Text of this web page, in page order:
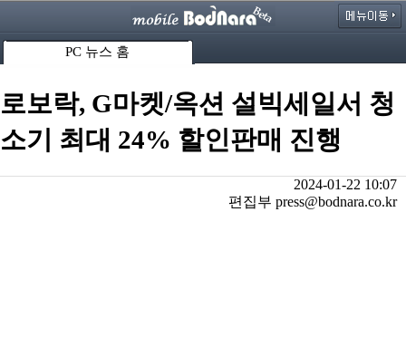
PC 뉴스 홈
로보락, G마켓/옥션 설빅세일서 청
소기 최대 24% 할인판매 진행
2024-01-22 10:07
편집부 press@bodnara.co.kr